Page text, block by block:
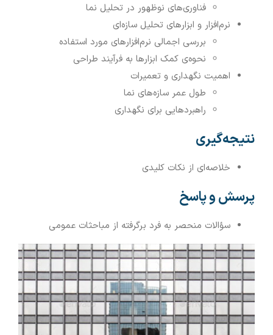
فناوری‌های نوظهور در تحلیل نما
نرم‌افزار و ابزارهای تحلیل سازه‌ای
بررسی اجمالی نرم‌افزارهای مورد استفاده
نحوه‌ی کمک ابزارها به فرآیند طراحی
اهمیت نگهداری و تعمیرات
طول عمر سازه‌های نما
راهبردهایی برای نگهداری
نتیجه‌گیری
خلاصه‌ای از نکات کلیدی
پرسش و پاسخ
سؤالات منحصر به فرد برگرفته از مباحثات عمومی